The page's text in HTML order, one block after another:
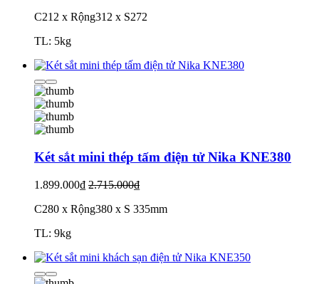
C212 x Rộng312 x S272
TL: 5kg
Két sắt mini thép tấm điện tử Nika KNE380
1.899.000₫ 2.715.000₫
C280 x Rộng380 x S 335mm
TL: 9kg